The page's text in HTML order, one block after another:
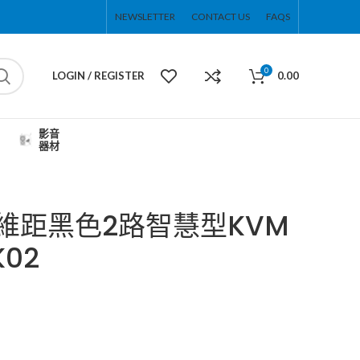
NEWSLETTER CONTACT US FAQS
LOGIN / REGISTER 0 0.00
影音
器材
距黑色2路智慧型KVM